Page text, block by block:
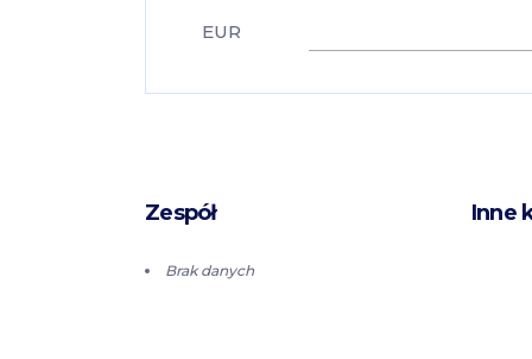
EUR
Zespół
Brak danych
Inne